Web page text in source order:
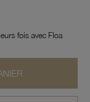
fois avec Floa